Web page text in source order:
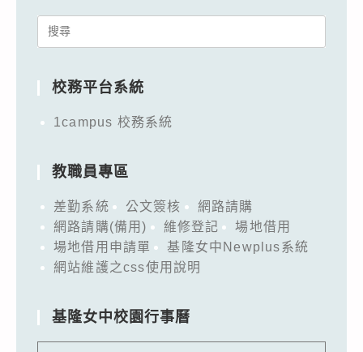
Search
校務平台系統
1campus 校務系統
教職員專區
差勤系統 公文簽核
網路請購
網路請購(備用)
維修登記
場地借用
場地借用申請單
基隆女中Newplus系統
網站維護之css使用說明
基隆女中校園行事曆